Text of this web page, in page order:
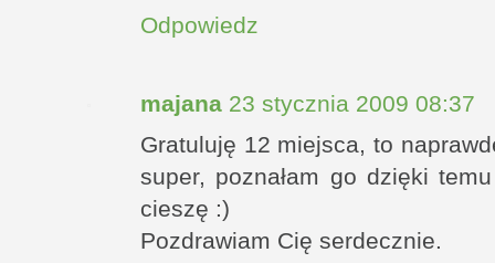
Odpowiedz
majana 23 stycznia 2009 08:37
Gratuluję 12 miejsca, to
super, poznałam go dzięki
cieszę :)
Pozdrawiam Cię serdecznie.